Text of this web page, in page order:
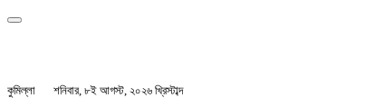
কুমিল্লা শনিবার, ৮ই আগস্ট, ২০২৬ খ্রিস্টাব্দ